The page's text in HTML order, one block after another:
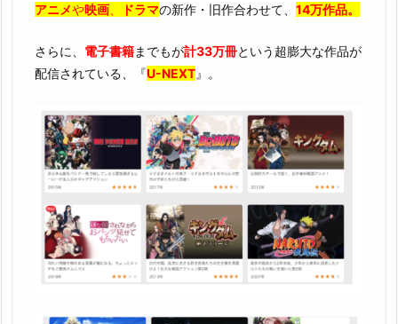
アニメや映画 ドラマの新作・旧作合わせて、 14万作品。
さらに、 電子書籍までもが計33万冊という超膨大な作品が
配信されている、『U-NEXT』。